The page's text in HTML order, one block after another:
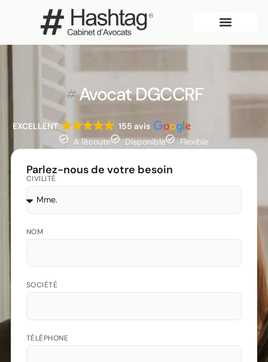
#Avocat DGCCRF
EXCELLENT
155 avis
A l'écoute
Disponible Flexible
Parlez-nous de votre besoin
CIVILITÉ
NOM
SOCIÉTÉ
TÉLÉPHONE